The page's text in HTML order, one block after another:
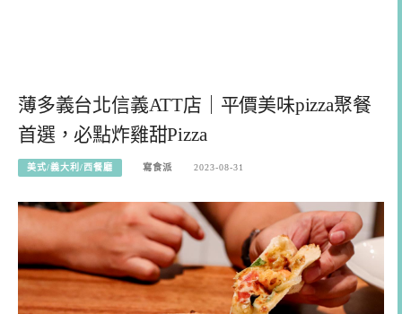
薄多義台北信義ATT店｜平價美味pizza聚餐
首選，必點炸雞甜Pizza
美式/義大利/西餐廳 寫食派 2023-08-31